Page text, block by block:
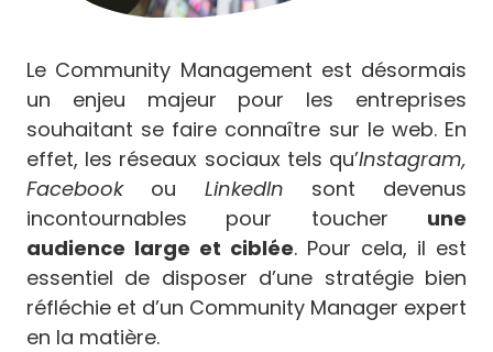
Le Community Management est désormais
un enjeu majeur pour les entreprises
souhaitant se faire connaître sur le web. En
effet, les réseaux sociaux tels qu’Instagram,
Facebook ou LinkedIn sont devenus
incontournables pour toucher une
audience large et ciblée. Pour cela, il est
essentiel de disposer d’une stratégie bien
réfléchie et d’un Community Manager expert
en la matière.